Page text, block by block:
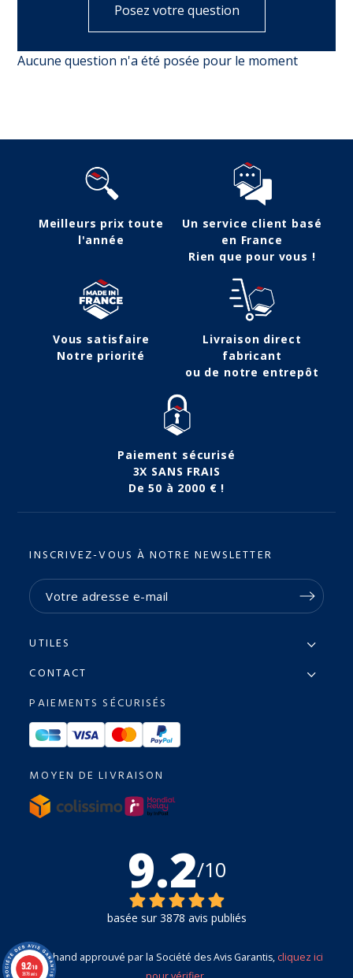
Posez votre question
Aucune question n'a été posée pour le moment
Meilleurs prix toute
l'année
Un service client basé
en France
Rien que pour vous !
Vous satisfaire
Notre priorité
Livraison direct
fabricant
ou de notre entrepôt
Paiement sécurisé
3X SANS FRAIS
De 50 à 2000 € !
INSCRIVEZ-VOUS À NOTRE NEWSLETTER
UTILES
CONTACT
PAIEMENTS SÉCURISÉS
MOYEN DE LIVRAISON
9.2/10
basée sur 3878 avis publiés
Marchand approuvé par la Société des Avis Garantis, cliquez ici
9.2/10
3878 avis